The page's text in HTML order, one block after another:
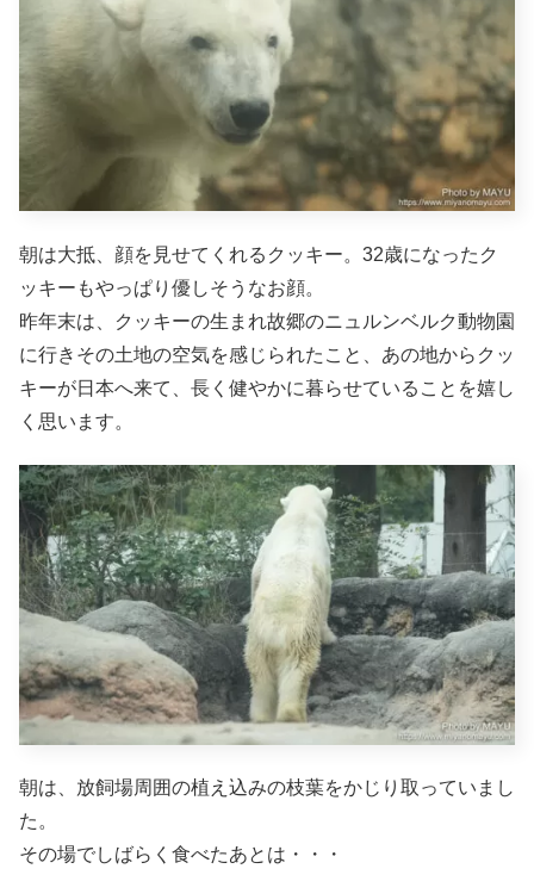
朝は大抵、顔を見せてくれるクッキー。32歳になったク
ッキーもやっぱり優しそうなお顔。
昨年末は、クッキーの生まれ故郷のニュルンベルク動物園
に行きその土地の空気を感じられたこと、あの地からクッ
キーが日本へ来て、長く健やかに暮らせていることを嬉し
く思います。
朝は、放飼場周囲の植え込みの枝葉をかじり取っていまし
た。
その場でしばらく食べたあとは・・・